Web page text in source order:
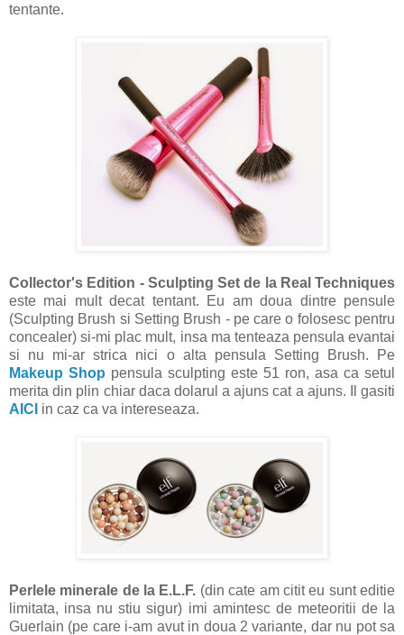
tentante.
Collector's Edition - Sculpting Set de la Real Techniques
este mai mult decat tentant. Eu am doua dintre pensule
(Sculpting Brush si Setting Brush - pe care o folosesc pentru
concealer) si-mi plac mult, insa ma tenteaza pensula evantai
si nu mi-ar strica nici o alta pensula Setting Brush. Pe
Makeup Shop pensula sculpting este 51 ron, asa ca setul
merita din plin chiar daca dolarul a ajuns cat a ajuns. Il gasiti
AICI in caz ca va intereseaza.
Perlele minerale de la E.L.F. (din cate am citit eu sunt editie
limitata, insa nu stiu sigur) imi amintesc de meteoritii de la
Guerlain (pe care i-am avut in doua 2 variante, dar nu pot sa